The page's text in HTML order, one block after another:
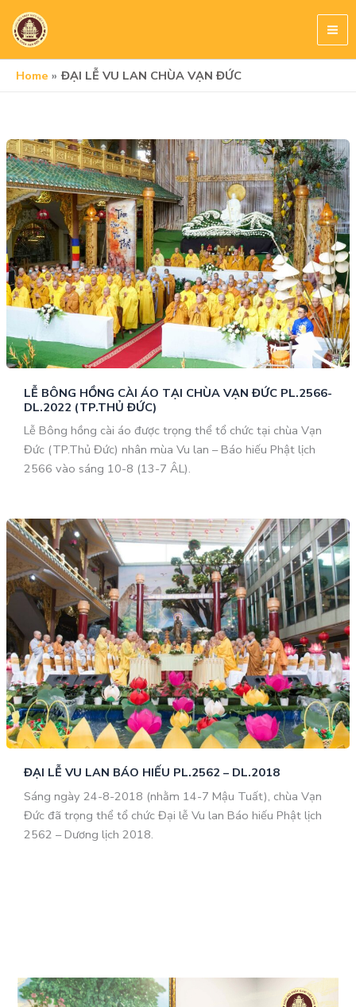
content
Home
ĐẠI LỄ VU LAN CHÙA VẠN ĐỨC
LỄ BÔNG HỒNG CÀI ÁO TẠI CHÙA VẠN ĐỨC PL.2566-
DL.2022 (TP.THỦ ĐỨC)
Lễ Bông hồng cài áo được trọng thể tổ chức tại chùa Vạn
Đức (TP.Thủ Đức) nhân mùa Vu lan – Báo hiếu Phật lịch
2566 vào sáng 10-8 (13-7 ÂL).
ĐẠI LỄ VU LAN BÁO HIẾU PL.2562 – DL.2018
Sáng ngày 24-8-2018 (nhằm 14-7 Mậu Tuất), chùa Vạn
Đức đã trọng thể tổ chức Đại lễ Vu lan Báo hiếu Phật lịch
2562 – Dương lịch 2018.